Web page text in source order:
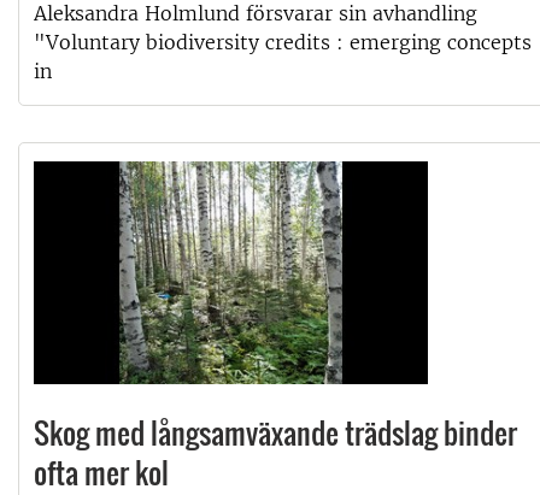
Aleksandra Holmlund försvarar sin avhandling
"Voluntary biodiversity credits : emerging concepts
in
Skog med långsamväxande trädslag binder
ofta mer kol